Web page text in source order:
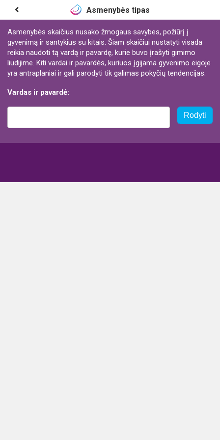
Asmenybės tipas
Asmenybės skaičius nusako žmogaus savybes, požiūrį į
gyvenimą ir santykius su kitais. Šiam skaičiui nustatyti visada
reikia naudoti tą vardą ir pavardę, kurie buvo įrašyti gimimo
liudijime. Kiti vardai ir pavardės, kuriuos įgijama gyvenimo eigoje
yra antraplaniai ir gali parodyti tik galimas pokyčių tendencijas.
Vardas ir pavardė:
Rodyti